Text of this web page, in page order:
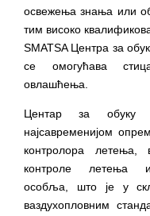
освежења знања или
тим високо
SMATSA Центра за
се омогућава
овлашћења.
Центар за обуку
најсавременијом
контролора летења,
контроле летења и
особља, што је у
ваздухопловним